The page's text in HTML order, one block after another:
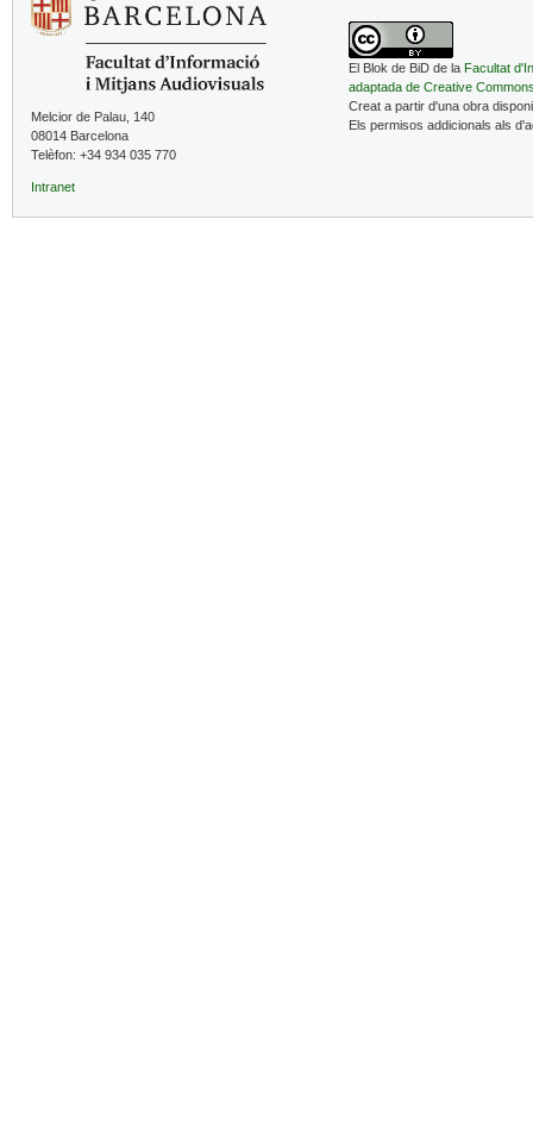
Melcior de Palau, 140
08014 Barcelona
Telèfon: +34 934 035 770
Intranet
El Blok de BiD de la Facultat
adaptada de Creative
Creat a partir d'una obra
Els permisos addicionals als